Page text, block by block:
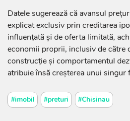
Datele sugerează că avansul
explicat exclusiv prin creditarea
influențată și de oferta limitată,
economii proprii, inclusiv de către
construcție și comportamentul
atribuie însă creșterea unui singur
#imobil #preturi #Chisinau